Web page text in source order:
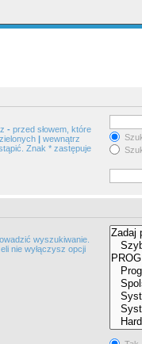
- przed słowem, które
| wewnątrz
Znak * zastępuje
wyszukiwanie.
nie wyłączysz opcji